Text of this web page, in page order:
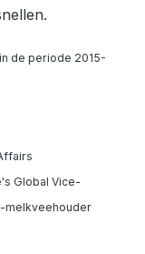
de periode 2015-
Global Vice-
melkveehouder